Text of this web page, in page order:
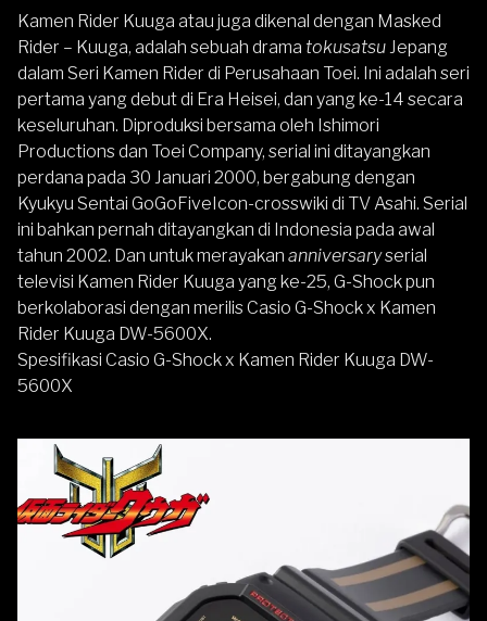
Kamen Rider Kuuga atau juga dikenal dengan Masked
Rider – Kuuga, adalah sebuah drama tokusatsu Jepang
dalam Seri Kamen Rider di Perusahaan Toei. Ini adalah seri
pertama yang debut di Era Heisei, dan yang ke-14 secara
keseluruhan. Diproduksi bersama oleh Ishimori
Productions dan Toei Company, serial ini ditayangkan
perdana pada 30 Januari 2000, bergabung dengan
Kyukyu Sentai GoGoFiveIcon-crosswiki di TV Asahi. Serial
ini bahkan pernah ditayangkan di Indonesia pada awal
tahun 2002. Dan untuk merayakan anniversaryserial
televisi Kamen Rider Kuuga yang ke-25, G-Shock pun
berkolaborasi dengan merilis Casio G-Shock x Kamen
Rider Kuuga DW-5600X.
Spesifikasi Casio G-Shock x Kamen Rider Kuuga DW-
5600X